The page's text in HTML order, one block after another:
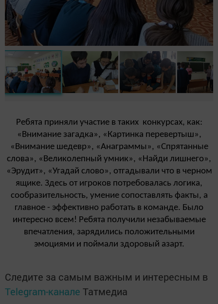
Ребята приняли участие в таких конкурсах, как:
«Внимание загадка», «Картинка перевертыш»,
«Внимание шедевр», «Анаграммы», «Спрятанные
слова», «Великолепный умник», «Найди лишнего»,
«Эрудит», «Угадай слово», отгадывали что в черном
ящике. Здесь от игроков потребовалась логика,
сообразительность, умение сопоставлять факты, а
главное - эффективно работать в команде. Было
интересно всем! Ребята получили незабываемые
впечатления, зарядились положительными
эмоциями и поймали здоровый азарт.
Следите за самым важным и интересным в
Telegram-канале Татмедиа